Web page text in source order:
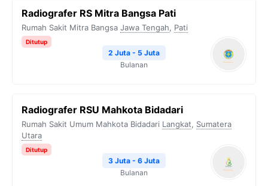
Radiografer RS Mitra Bangsa Pati
Rumah Sakit Mitra Bangsa Jawa Tengah, Pati
Ditutup
2 Juta - 5 Juta
Bulanan
Radiografer RSU Mahkota Bidadari
Rumah Sakit Umum Mahkota Bidadari Langkat, Sumatera
Utara
Ditutup
3 Juta - 6 Juta
Bulanan